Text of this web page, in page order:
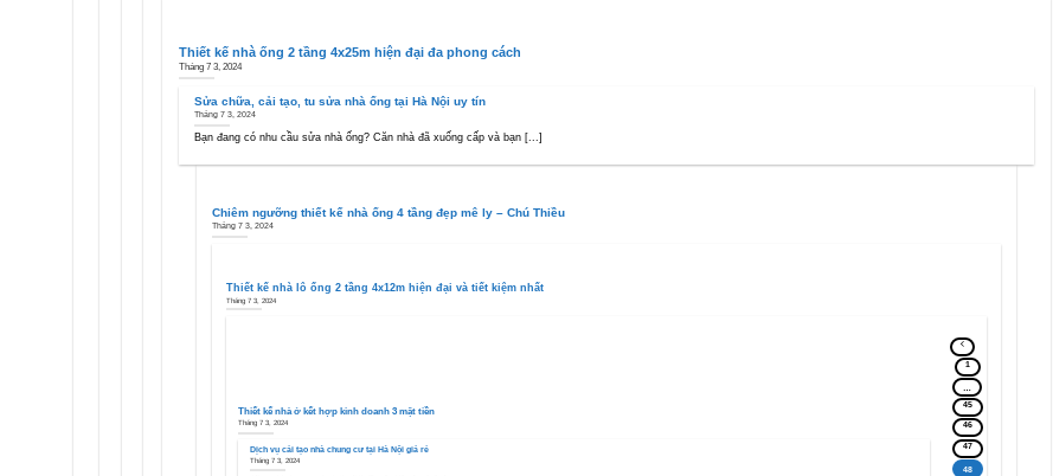
Thiết kế nhà ống 2 tầng 4x25m hiện đại đa phong cách
Tháng 7 3, 2024
Sửa chữa, cải tạo, tu sửa nhà ống tại Hà Nội uy tín
Tháng 7 3, 2024
Bạn đang có nhu cầu sửa nhà ống? Căn nhà đã xuống cấp và bạn [...]
Chiêm ngưỡng thiết kế nhà ống 4 tầng đẹp mê ly – Chú Thiều
Tháng 7 3, 2024
Thiết kế nhà lô ống 2 tầng 4x12m hiện đại và tiết kiệm nhất
Tháng 7 3, 2024
Thiết kế nhà ở kết hợp kinh doanh 3 mặt tiền
Tháng 7 3, 2024
Dịch vụ cải tạo nhà chung cư tại Hà Nội giá rẻ
Tháng 7 3, 2024
1
…
45
46
47
48